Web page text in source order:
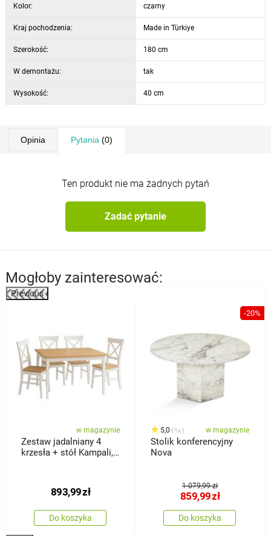
Kolor: czarny
Kraj pochodzenia: Made in Türkiye
Szerokość: 180 cm
W demontażu: tak
Wysokość: 40 cm
Opinia Pytania (0)
Ten produkt nie ma żadnych pytań
Zadać pytanie
Mogłoby zainteresować:
Previous
w magazynie
Zestaw jadalniany 4
krzesła + stół Kampali,
893,99zł
Do koszyka
-20%
5,0 1x w magazynie
Stolik konferencyjny
Nova
1 079,99 zł
859,99zł
Do koszyka